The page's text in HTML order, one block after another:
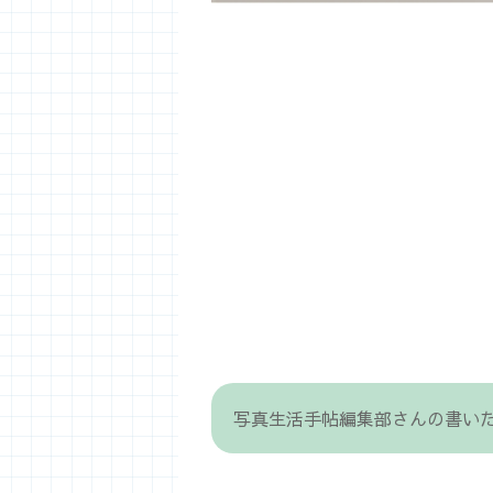
写真生活手帖編集部さんの書い